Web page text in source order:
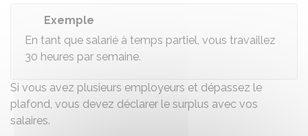
Exemple
En tant que salarié à temps partiel, vous travaillez
30 heures par semaine.
Si vous avez plusieurs employeurs et dépassez le
plafond, vous devez déclarer le surplus avec vos
salaires.